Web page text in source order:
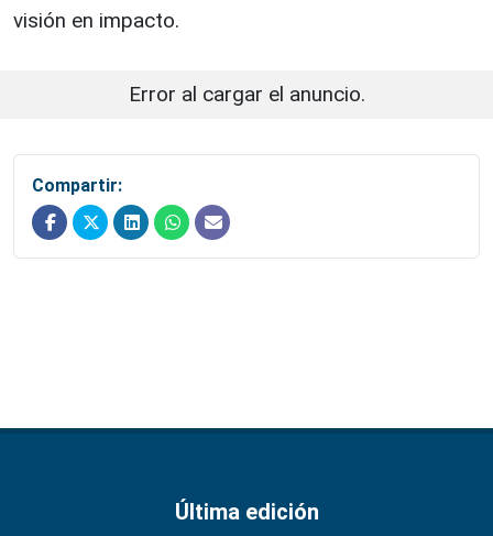
visión en impacto.
Error al cargar el anuncio.
Compartir:
Última edición